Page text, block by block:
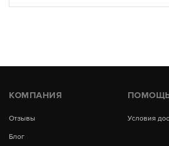
КОМПАНИЯ
Отзывы
Блог
Условия